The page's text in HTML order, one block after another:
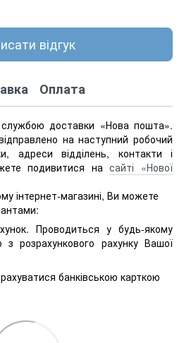
відгук
Оплата
доставки «Нова пошта».
на наступний робочий
адреси відділень, контакти і
подивитися насайті «Нової
інтернет-магазині, Ви можете
Проводиться у будь-якому
з розрахункового рахунку Вашої
банківською карткою